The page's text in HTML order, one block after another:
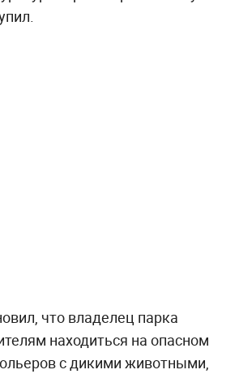
что владелец парка
находиться на опасном
с дикими животными,